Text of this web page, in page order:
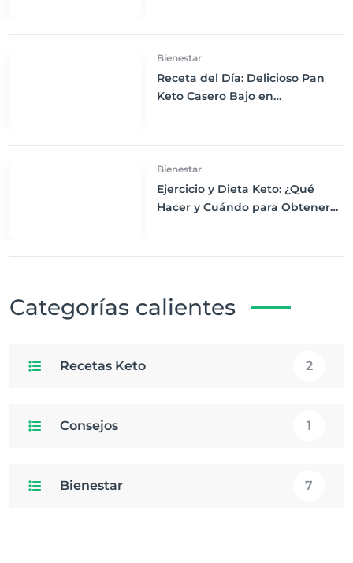
Bienestar
Receta del Día: Delicioso Pan
Keto Casero Bajo en
Bienestar
Ejercicio y Dieta Keto: ¿Qué
Hacer y Cuándo para Obtener
Categorías calientes
Recetas Keto 2
Consejos 1
Bienestar 7